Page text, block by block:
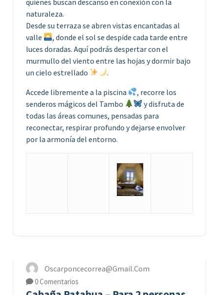
naturaleza.
Desde su terraza se abren vistas encantadas al
valle
, donde el sol se despide cada tarde entre
luces doradas. Aquí podrás despertar con el
murmullo del viento entre las hojas y dormir bajo
un cielo estrellado
.
Accede libremente a la piscina
, recorre los
senderos mágicos del Tambo
y disfruta de
todas las áreas comunes, pensadas para
reconectar, respirar profundo y dejarse envolver
por la armonía del entorno.
Oscarponcecorrea@gmail.com
0 Comentarios